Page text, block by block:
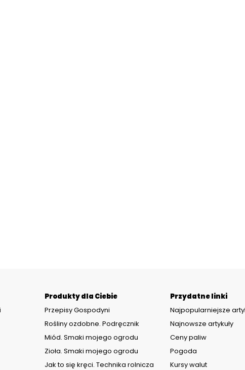
Produkty dla Ciebie
Przepisy Gospodyni
Rośliny ozdobne. Podręcznik
Miód. Smaki mojego ogrodu
Zioła. Smaki mojego ogrodu
Jak to się kręci. Technika rolnicza
Przydatne linki
Najpopularniejsze
Najnowsze artykuły
Ceny paliw
Pogoda
Kursy walut